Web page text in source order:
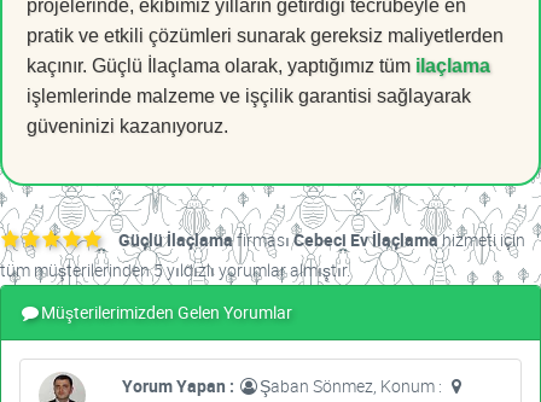
projelerinde, ekibimiz yılların getirdiği tecrübeyle en
pratik ve etkili çözümleri sunarak gereksiz maliyetlerden
kaçınır. Güçlü İlaçlama olarak, yaptığımız tüm ilaçlama
işlemlerinde malzeme ve işçilik garantisi sağlayarak
güveninizi kazanıyoruz.
Güçlü İlaçlamafirmasıCebeci Ev İlaçlamahizmeti için
tüm müşterilerinden 5 yıldızlı yorumlar almıştır.
Müşterilerimizden Gelen Yorumlar
Yorum Yapan :
Şaban Sönmez, Konum :